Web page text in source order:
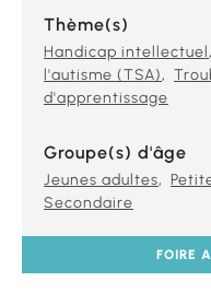
Thème(s)
Handicap intellectuel
l'autisme (TSA)
d'apprentissage
Groupe(s) d'âge
Jeunes adultes
Secondaire
FOIRE